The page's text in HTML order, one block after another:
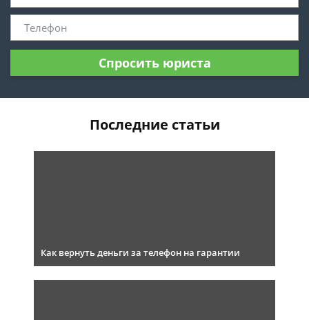
Спросить юриста
Последние статьи
Как вернуть деньги за телефон на гарантии